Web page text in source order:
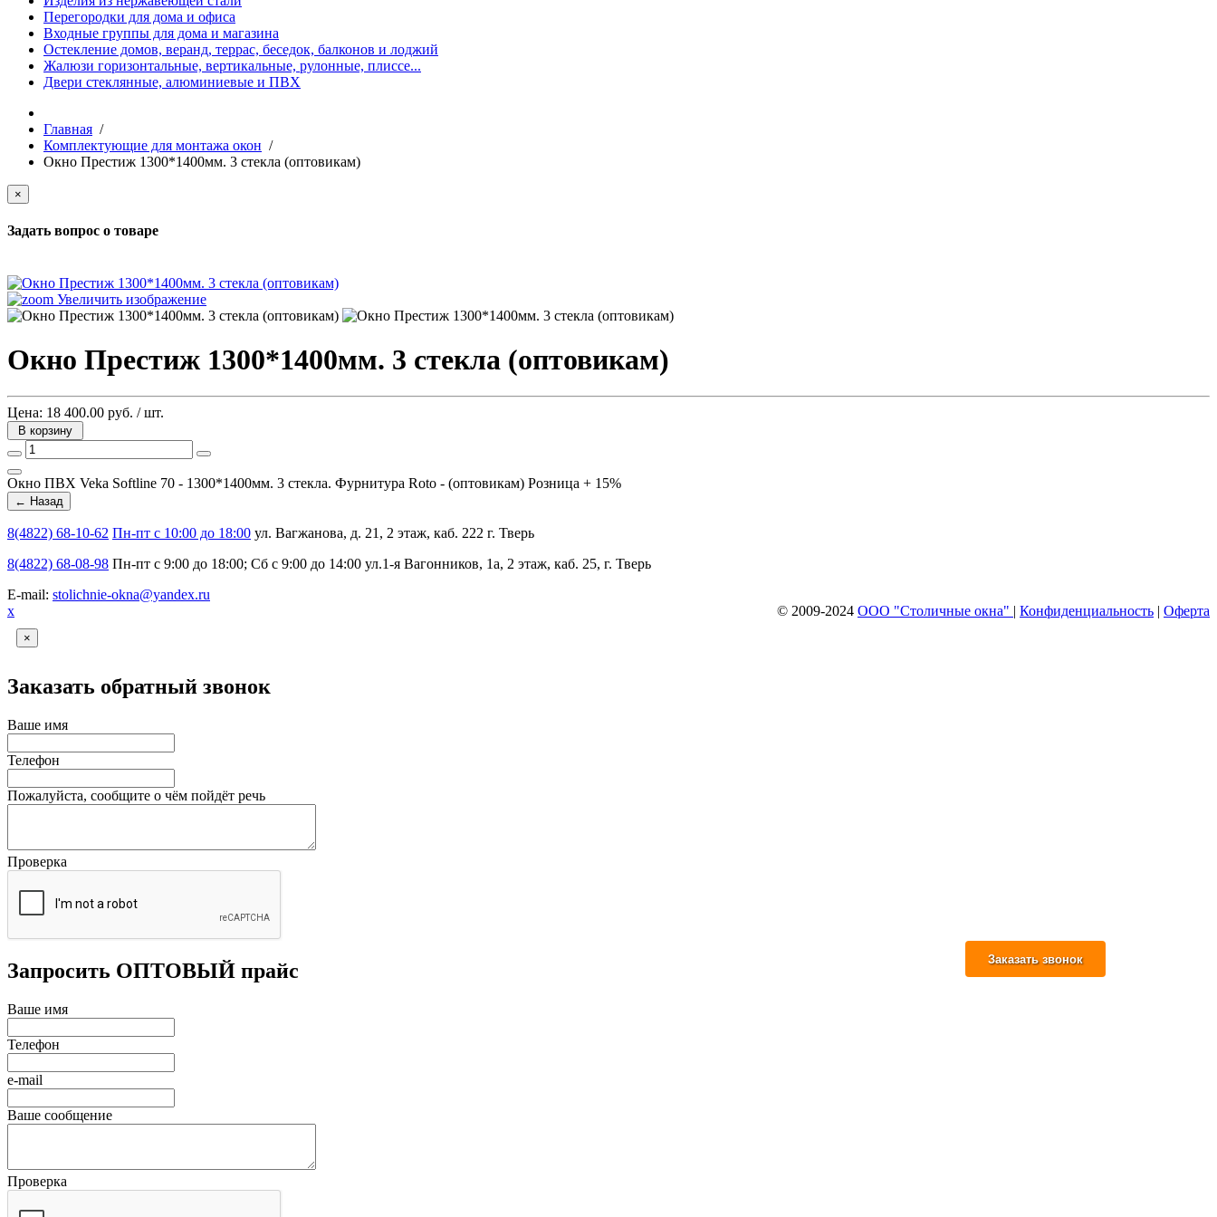
Перегородки для дома и офиса
Входные группы для дома и магазина
Остекление домов, веранд, террас, беседок, балконов и лоджий
Жалюзи горизонтальные, вертикальные, рулонные, плиссе...
Двери стеклянные, алюминиевые и ПВХ
Главная /
Комплектующие для монтажа окон /
Окно Престиж 1300*1400мм. 3 стекла (оптовикам)
×
Задать вопрос о товаре
Увеличить изображение
Окно Престиж 1300*1400мм. 3 стекла (оптовикам)
Цена: 18 400.00 руб. / шт.
В корзину
Окно ПВХ Veka Softline 70 - 1300*1400мм. 3 стекла. Фурнитура Roto - (оптовикам) Розница + 15%
8(4822) 68-10-62 Пн-пт с 10:00 до 18:00 ул. Вагжанова, д. 21, 2 этаж, каб. 222 г. Тверь
8(4822) 68-08-98 Пн-пт с 9:00 до 18:00; Сб с 9:00 до 14:00 ул.1-я Вагонников, 1а, 2 этаж, каб. 25, г. Тверь
E-mail: stolichnie-okna@yandex.ru
© 2009-2024 ООО "Столичные окна" | Конфиденциальность | Оферта
х
×
Заказать обратный звонок
Ваше имя
Телефон
Пожалуйста, сообщите о чём пойдёт речь
Проверка
Запросить ОПТОВЫЙ прайс
Ваше имя
Телефон
e-mail
Ваше сообщение
Проверка